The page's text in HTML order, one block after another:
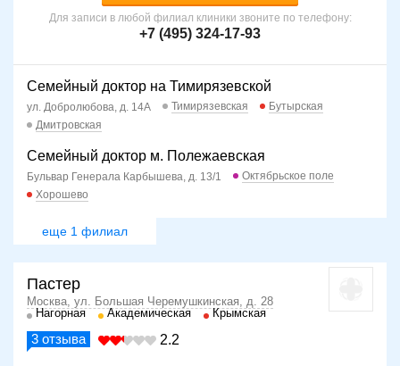
Для записи в любой филиал клиники звоните по телефону:
+7 (495) 324-17-93
Семейный доктор на Тимирязевской
ул. Добролюбова, д. 14А Тимирязевская
Бутырская
Дмитровская
Семейный доктор м. Полежаевская
Бульвар Генерала Карбышева, д. 13/1
Октябрьское поле
Хорошево
еще 1 филиал
Пастер
Москва, ул. Большая Черемушкинская, д. 28
Нагорная
Академическая Крымская
3 отзыва 2.2